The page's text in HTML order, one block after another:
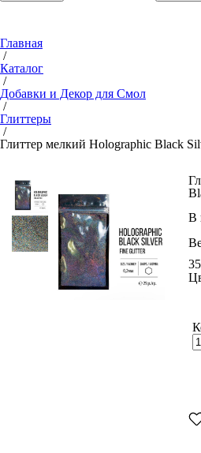
Главная
/
Каталог
/
Добавки и Декор для Смол
/
Глиттеры
/
Глиттер мелкий Holographic Black
В